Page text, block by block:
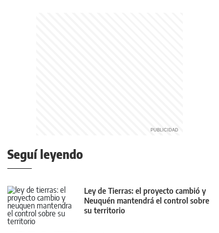
Seguí leyendo
Ley de Tierras: el proyecto cambió y
Neuquén mantendrá el control sobre
su territorio